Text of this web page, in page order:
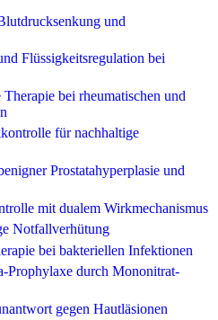
und
Flüssigkeitsregulation bei
bei rheumatischen und
für nachhaltige
Prostatahyperplasie und
mit dualem Wirkmechanismus
Notfallverhütung
bei bakteriellen Infektionen
Prophylaxe durch Mononitrat-
gegen Hautläsionen